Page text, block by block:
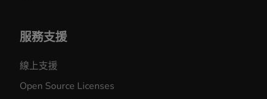
服務支援
線上支援
Open Source Licenses